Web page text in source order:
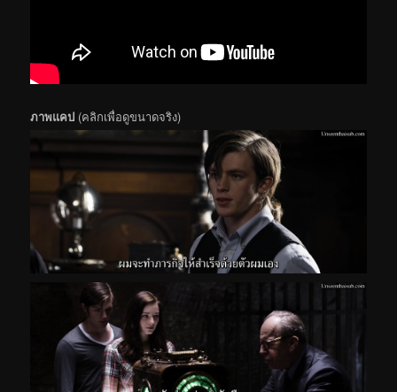
ภาพแคป (คลิกเพื่อดูขนาดจริง)